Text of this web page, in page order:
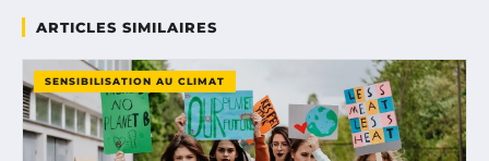
ARTICLES SIMILAIRES
SENSIBILISATION AU CLIMAT